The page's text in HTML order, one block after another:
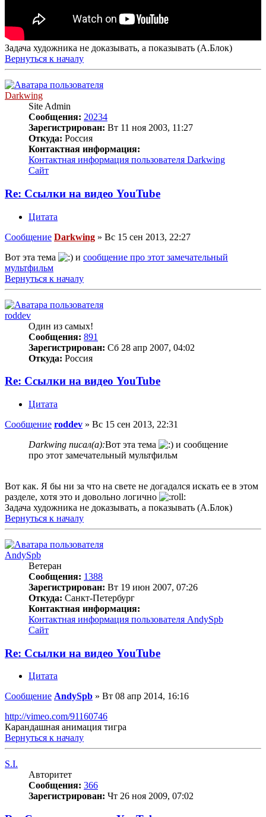
Задача художника не доказывать, а показывать (А.Блок)
Вернуться к началу
Darkwing
Site Admin
Сообщения: 20234
Зарегистрирован: Вт 11 ноя 2003, 11:27
Откуда: Россия
Контактная информация:
Контактная информация пользователя Darkwing
Сайт
Re: Ссылки на видео YouTube
Цитата
Сообщение Darkwing » Вс 15 сен 2013, 22:27
Вот эта тема
и сообщение про этот замечательный
мультфильм
Вернуться к началу
roddev
Один из самых!
Сообщения: 891
Зарегистрирован: Сб 28 апр 2007, 04:02
Откуда: Россия
Re: Ссылки на видео YouTube
Цитата
Сообщение roddev » Вс 15 сен 2013, 22:31
Darkwing писал(а):Вот эта тема
и сообщение
про этот замечательный мультфильм
Вот как. Я бы ни за что на свете не догадался искать ее в этом
разделе, хотя это и довольно логично
Задача художника не доказывать, а показывать (А.Блок)
Вернуться к началу
AndySpb
Ветеран
Сообщения: 1388
Зарегистрирован: Вт 19 июн 2007, 07:26
Откуда: Санкт-Петербург
Контактная информация:
Контактная информация пользователя AndySpb
Сайт
Re: Ссылки на видео YouTube
Цитата
Сообщение AndySpb » Вт 08 апр 2014, 16:16
http://vimeo.com/91160746
Карандашная анимация тигра
Вернуться к началу
S.I.
Авторитет
Сообщения: 366
Зарегистрирован: Чт 26 ноя 2009, 07:02